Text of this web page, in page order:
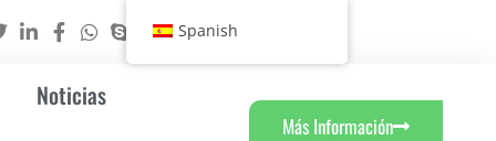
Noticias
Más Información
Spanish